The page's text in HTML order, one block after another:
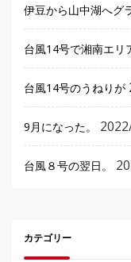
伊豆から山中湖へグ
台風14号で湘南エリ
台風14号のうねりが
9月になった。
台風８号の翌日。
カテゴリー